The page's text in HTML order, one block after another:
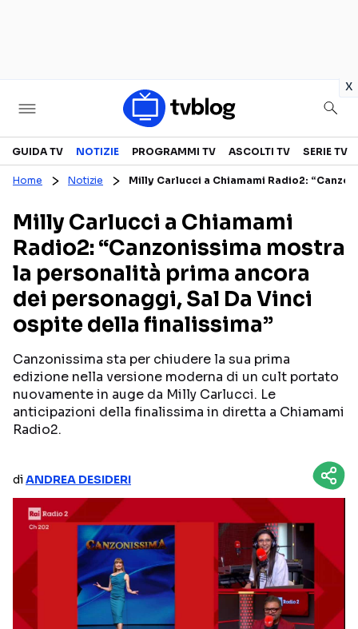
x
Televisione
CANALI TV
PROGRAMMI TV
PERSONAGGI TV
SERIE TV
REALITY SHOW
FICTION
NETFLIX
AMAZON PRIME VIDEO
MEDIASET INFINITY
DAZN
Categorie
NOTIZIE
ANTEPRIME
RETROSCENA
INTERVISTE
RUBRICHE
GUIDA TV NOTIZIE PROGRAMMI TV ASCOLTI TV SERIE TV
Home Notizie Milly Carlucci a Chiamami Radio2:
Milly Carlucci a Chiamami
Radio2: “Canzonissima mostra
la personalità prima ancora
dei personaggi, Sal Da Vinci
ospite della finalissima”
Canzonissima sta per chiudere la sua prima
edizione nella versione moderna di un cult portato
nuovamente in auge da Milly Carlucci. Le
anticipazioni della finalissima in diretta a Chiamami
Radio2.
diANDREA DESIDERI